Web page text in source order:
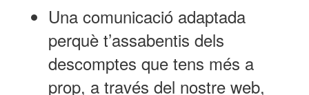
Una comunicació adaptada
perquè t’assabentis dels
descomptes que tens més a
prop, a través del nostre web,